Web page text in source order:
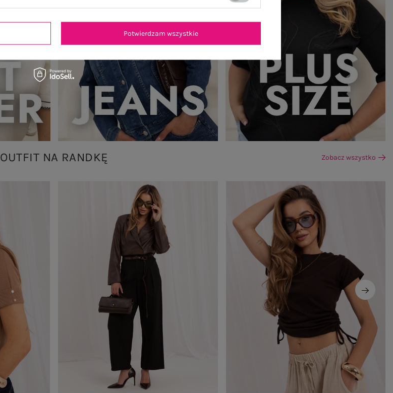
OUTFIT NA RANDKĘ Zobacz wszystko
Potwierdzam wszystkie